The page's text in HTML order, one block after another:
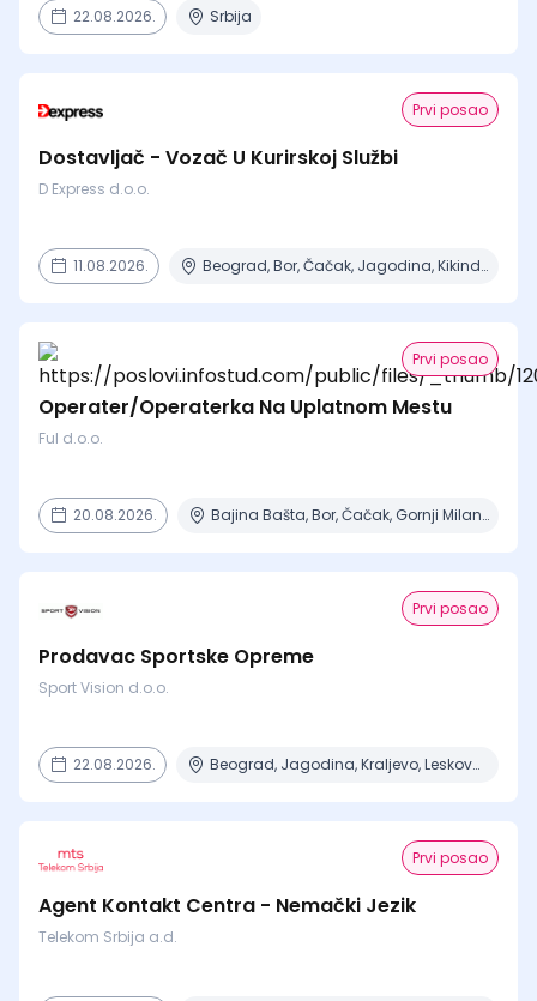
22.08.2026. Srbija
Prvi posao
Dostavljač - Vozač U Kurirskoj Službi
D Express d.o.o.
11.08.2026. Beograd, Bor, Čačak, Jagodina, Kikinda + 23 mesta | Terenski rad
Prvi posao
Operater/Operaterka Na Uplatnom Mestu
Ful d.o.o.
20.08.2026. Bajina Bašta, Bor, Čačak, Gornji Milanovac, Ivanjica + 8 mesta
Prvi posao
Prodavac Sportske Opreme
Sport Vision d.o.o.
22.08.2026. Beograd, Jagodina, Kraljevo, Leskovac
Prvi posao
Agent Kontakt Centra - Nemački Jezik
Telekom Srbija a.d.